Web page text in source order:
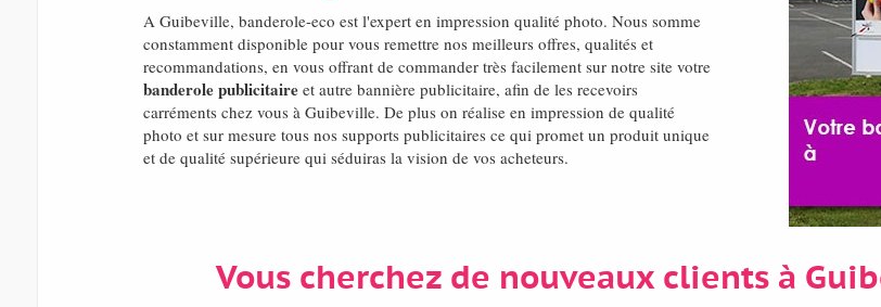
A Guibeville, banderole-eco est l'expert en impression qualité photo. Nous somme
constamment disponible pour vous remettre nos meilleurs offres, qualités et
recommandations, en vous offrant de commander très facilement sur notre site votre
banderole publicitaireet autre bannière publicitaire, afin de les recevoirs
carréments chez vous à Guibeville. De plus on réalise en impression de qualité
photo et sur mesure tous nos supports publicitaires ce qui promet un produit unique
et de qualité supérieure qui séduiras la vision de vos acheteurs.
Vous cherchez de nouveaux clients à